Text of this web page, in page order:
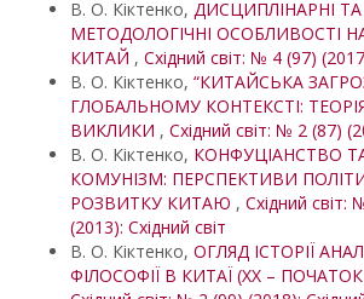
В. О. Кіктенко, ДИСЦИПЛІНАРНІ ТА
МЕТОДОЛОГІЧНІ ОСОБЛИВОСТІ
КИТАЙ , Східний світ: № 4 (97)
В. О. Кіктенко, “КИТАЙСЬКА
ГЛОБАЛЬНОМУ КОНТЕКСТІ:
ВИКЛИКИ , Східний світ: № 2 (87)
В. О. Кіктенко, КОНФУЦІАНСТВО
КОМУНІЗМ: ПЕРСПЕКТИВИ
РОЗВИТКУ КИТАЮ , Східний світ:
(2013): Східний світ
В. О. Кіктенко, ОГЛЯД ІСТОРІЇ
ФІЛОСОФІЇ В КИТАЇ (XX –